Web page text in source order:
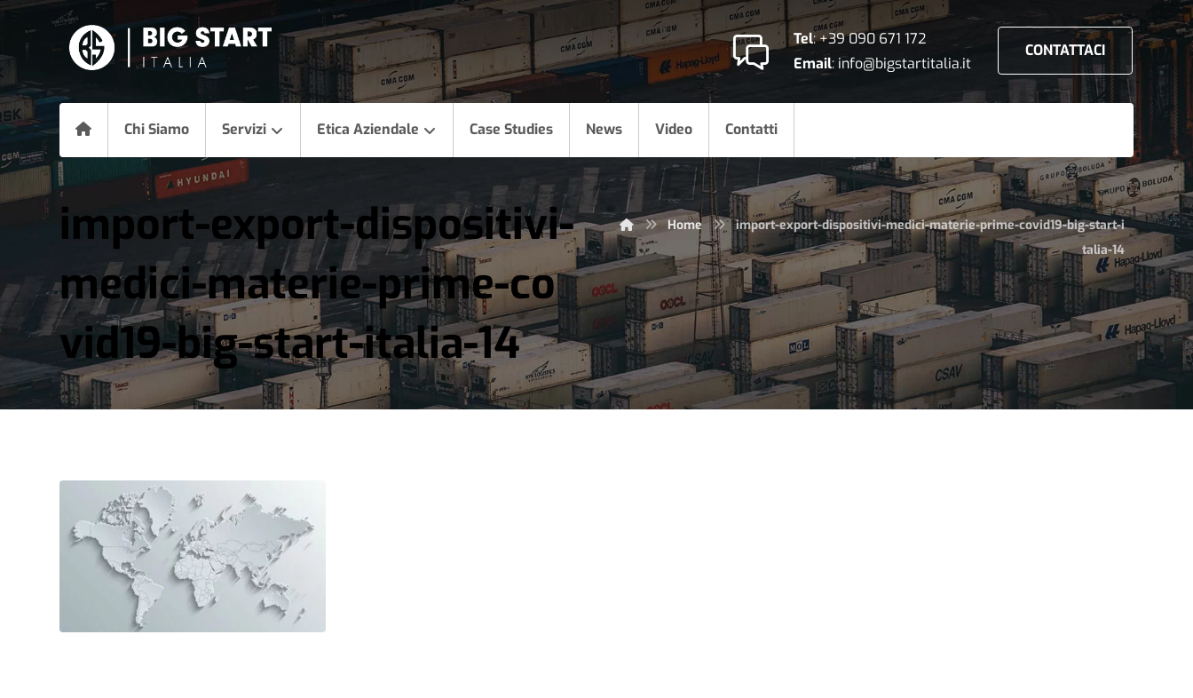
CONTATTACI
Tel:+39 090 671 172
Email: info@bigstartitalia.it
Chi Siamo Servizi Etica Aziendale Case Studies News Video Contatti
import-export-dispositivi-
medici-materie-prime-co
vid19-big-start-italia-14
Home
import-export-dispositivi-medici-materie-prime-covid19-big-start-i
talia-14